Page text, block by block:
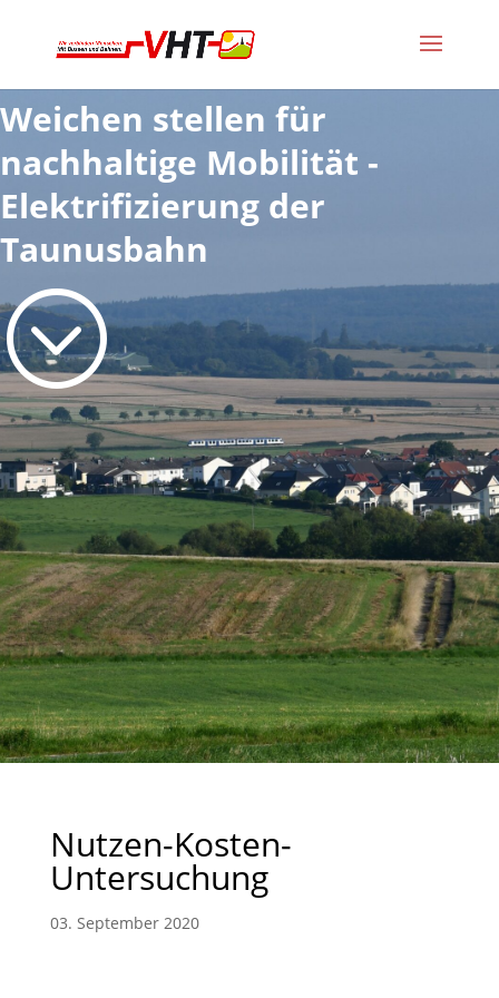
Weichen stellen für
nachhaltige Mobilität -
Elektrifizierung der
Taunusbahn
;
Nutzen-Kosten-
Untersuchung
03. September 2020